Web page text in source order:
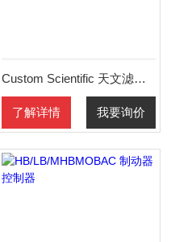
Custom Scientific 天文滤光片 配件
了解详情 我要询价